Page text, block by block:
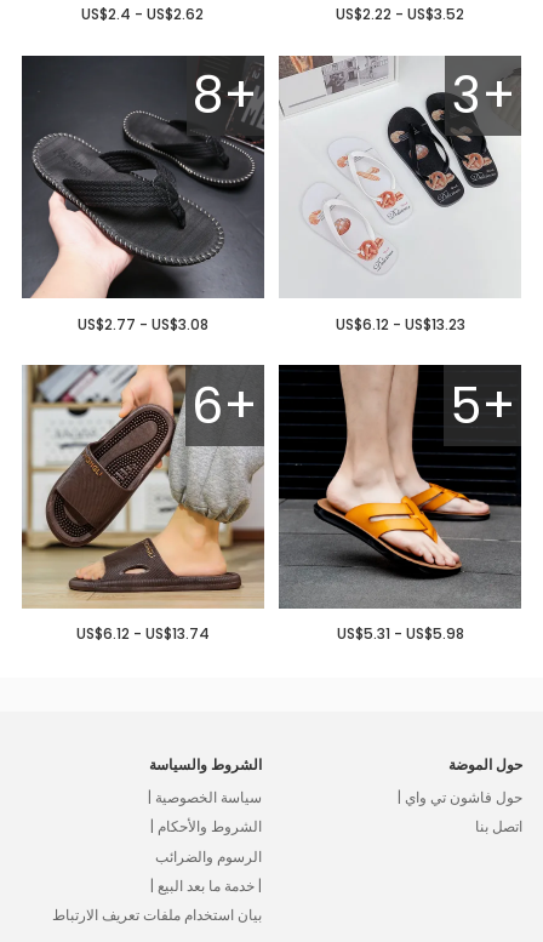
US$2.22 - US$3.52
US$2.4 - US$2.62
3+
US$6.12 - US$13.23
8+
US$2.77 - US$3.08
5+
US$5.31 - US$5.98
6+
US$6.12 - US$13.74
حول الموضة
حول فاشون تي واي |
اتصل بنا
الشروط والسياسة
سياسة الخصوصية |
الشروط والأحكام |
الرسوم والضرائب
| خدمة ما بعد البيع |
بيان استخدام ملفات تعريف الارتباط